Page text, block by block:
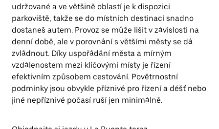
udržované a ve většině oblastí je k dispozici
parkoviště, takže se do místních destinací snadno
dostaneš autem. Provoz se může lišit v závislosti na
denní době, ale v porovnání s většími městy se dá
zvládnout. Díky uspořádání města a mírným
vzdálenostem mezi klíčovými místy je řízení
efektivním způsobem cestování. Povětrnostní
podmínky jsou obvykle příznivé pro řízení a déšť nebo
jiné nepříznivé počasí ruší jen minimálně.